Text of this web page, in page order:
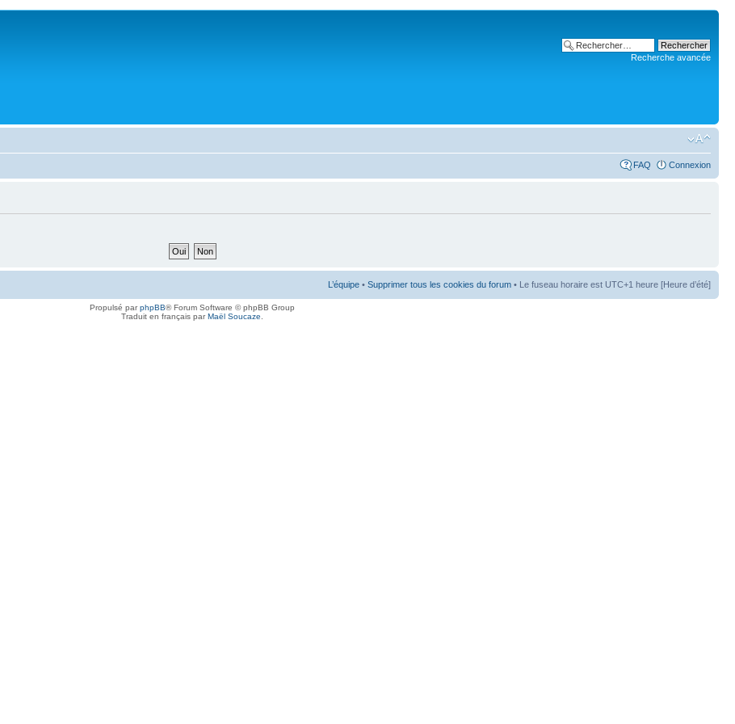
Recherche avancée
FAQ Connexion
L’équipe • Supprimer tous les cookies du forum • Le fuseau horaire est UTC+1 heure [Heure d’été]
Propulsé parphpBB® Forum Software © phpBB Group
Traduit en français parMaël Soucaze